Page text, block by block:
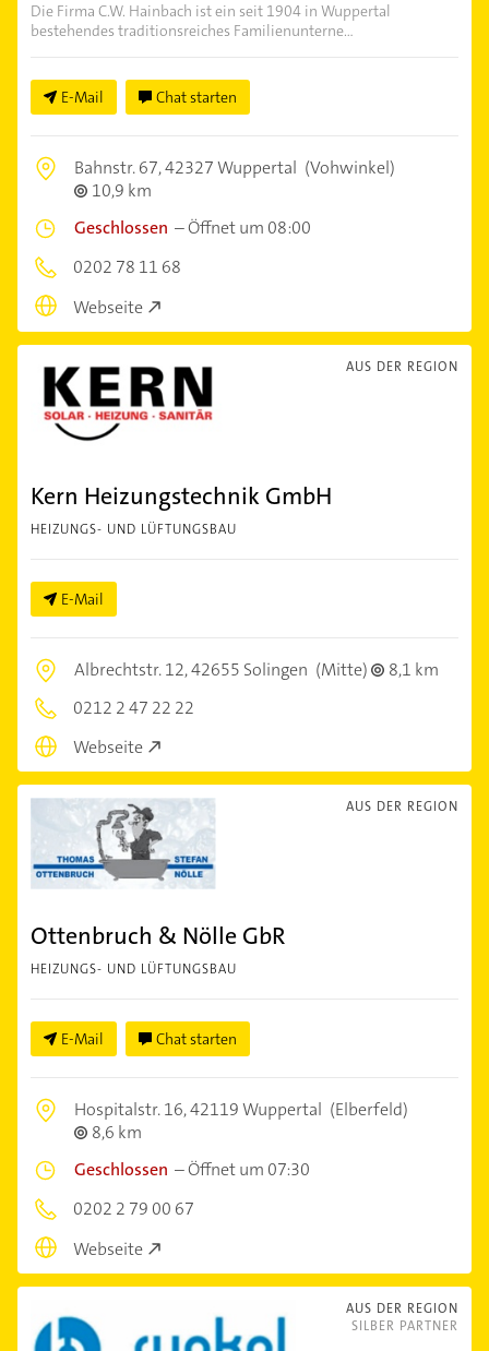
Die Firma C.W. Hainbach ist ein seit 1904 in Wuppertal
bestehendes traditionsreiches Familienunterne...
E-Mail Chat starten
Bahnstr. 67,42327 Wuppertal (Vohwinkel)
10,9 km
Geschlossen –Öffnet um 08:00
0202 78 11 68
Webseite
AUS DER REGION
Kern Heizungstechnik GmbH
HEIZUNGS- UND LÜFTUNGSBAU
E-Mail
Albrechtstr. 12,42655 Solingen (Mitte)
8,1 km
0212 2 47 22 22
Webseite
AUS DER REGION
Ottenbruch & Nölle GbR
HEIZUNGS- UND LÜFTUNGSBAU
E-Mail Chat starten
Hospitalstr. 16,42119 Wuppertal (Elberfeld)
8,6 km
Geschlossen –Öffnet um 07:30
0202 2 79 00 67
Webseite
AUS DER REGION
SILBER PARTNER